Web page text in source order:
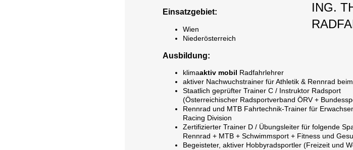
ING.
Einsatzgebiet:
Wien
Niederösterreich
Ausbildung:
klimaaktiv mobil Radfahrlehrer
aktiver Nachwuchstrainer für Athletik & Rennrad
Staatlich geprüfter Trainer C / Instruktor Radsport
(Österreichischer Radsportverband ÖRV +
Rennrad und MTB Fahrtechnik-Trainer für
Racing Division
Zertifizierter Trainer D / Übungsleiter für folgende
Rennrad + MTB + Schwimmsport + Fitness und
Begeisteter, aktiver Hobbyradsportler (Freizeit und